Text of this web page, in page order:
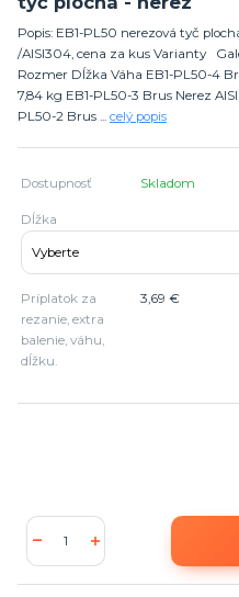
Popis: EB1-PL50 nerezová tyč
/AISI304, cena za kus Varianty
Rozmer Dĺžka Váha EB1-PL50-4
7,84 kg EB1-PL50-3 Brus Nerez
PL50-2 Brus ... celý popis
Dostupnosť Skladom
Dĺžka
Príplatok za
rezanie, extra
balenie, váhu,
dĺžku.
3,69 €